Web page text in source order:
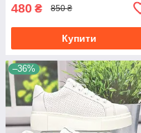
480 ₴ 850 ₴
Купити
–36%